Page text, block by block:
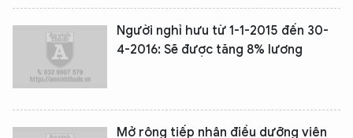
Người nghỉ hưu từ 1-1-2015 đến 30-
4-2016: Sẽ được tăng 8% lương
Mở rộng tiếp nhận điều dưỡng viên